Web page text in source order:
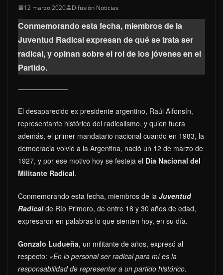
12 marzo 2020 Difusión Noticias
Conmemorando esta fecha, miembros de la
Juventud Radical expresan de qué se trata ser
radical, y opinan sobre el rol de los jóvenes en el
Partido.
El desaparecido ex presidente argentino, Raúl Alfonsín,
representante histórico del radicalismo, y quien fuera
además, el primer mandatario nacional cuando en 1983, la
democracia volvió a la Argentina, nació un 12 de marzo de
1927, y por ese motivo hoy se festeja el Día Nacional del
Militante Radical.
Conmemorando esta fecha, miembros de la Juventud
Radicalde Río Primero, de entre 18 y 30 años de edad,
expresaron en palabras lo que sienten hoy, en su día.
Gonzalo Ludueña, un militante de años, expresó al
respecto: «En lo personal ser radical para mí es la
responsabilidad de representar a un partido histórico.